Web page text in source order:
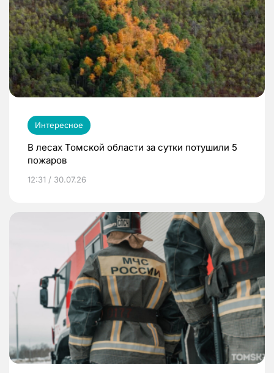
Интересное
В лесах Томской области за сутки потушили 5
пожаров
12:31 / 30.07.26